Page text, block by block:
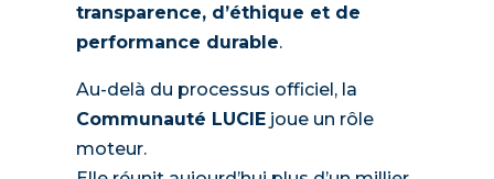
transparence, d’éthique et de
performance durable.
Au-delà du processus officiel, la
Communauté LUCIEjoue un rôle
moteur.